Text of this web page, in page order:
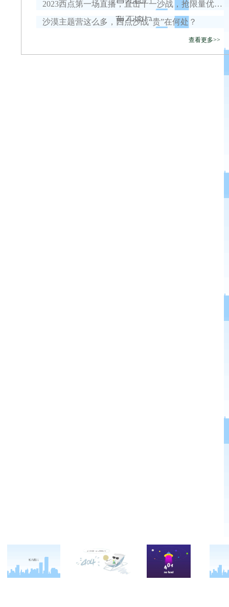
2023西点第一场直播，直击十一沙战，抢限量优惠卷！
沙漠主题营这么多，西点沙战“贵”在何处？
查看更多>>